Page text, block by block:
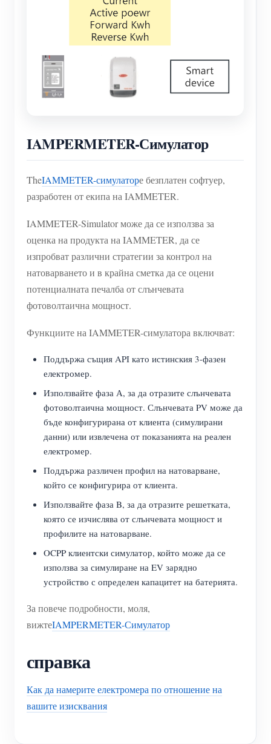
IAMPERMETER-Симулатор
TheIAMMETER-симулаторе безплатен софтуер,
разработен от екипа на IAMMETER.
IAMMETER-Simulator може да се използва за
оценка на продукта на IAMMETER, да се
изпробват различни стратегии за контрол на
натоварването и в крайна сметка да се оцени
потенциалната печалба от слънчевата
фотоволтаична мощност.
Функциите на IAMMETER-симулатора включват:
Поддържа същия API като истинския 3-фазен
електромер.
Използвайте фаза А, за да отразите слънчевата
фотоволтаична мощност. Слънчевата PV може да
бъде конфигурирана от клиента (симулирани
данни) или извлечена от показанията на реален
електромер.
Поддържа различен профил на натоварване,
който се конфигурира от клиента.
Използвайте фаза B, за да отразите решетката,
която се изчислява от слънчевата мощност и
профилите на натоварване.
OCPP клиентски симулатор, който може да се
използва за симулиране на EV зарядно
устройство с определен капацитет на батерията.
За повече подробности, моля,
вижтеIAMPERMETER-Симулатор
справка
Как да намерите електромера по отношение на
вашите изисквания